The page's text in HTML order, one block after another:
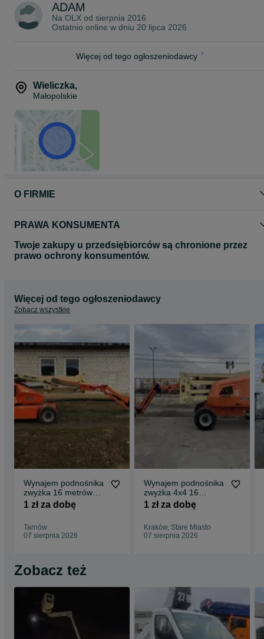
ADAM
Na OLX od sierpnia 2016
Ostatnio online w dniu 20 lipca 2026
Więcej od tego ogłoszeniodawcy
Wieliczka,
Małopolskie
O FIRMIE
PRAWA KONSUMENTA
Twoje zakupy u przedsiębiorców są chronione przez
prawo ochrony konsumentów.
Więcej od tego ogłoszeniodawcy
Zobacz wszystkie
Wynajem podnośnika
zwyżka 16 metrów
Haulotte JLG Genie
1 zł za dobę
Tarnów
07 sierpnia 2026
Wynajem podnośnika
zwyżka 4x4 16
metrów HAULOTTE
1 zł za dobę
Kraków, Stare Miasto
07 sierpnia 2026
Zobacz też